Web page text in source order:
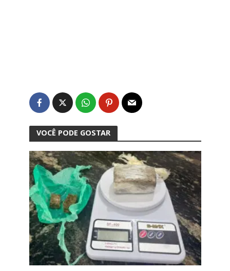
VOCÊ PODE GOSTAR